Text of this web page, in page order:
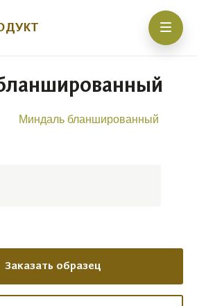
Миндаль бланшированный
Заказать образец